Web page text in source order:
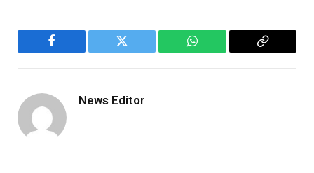
Facebook Twitter WhatsApp
Copy
News Editor